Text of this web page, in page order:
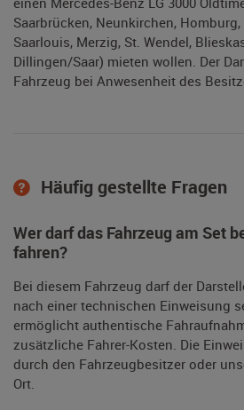
Saarbrücken, Neunkirchen,
Saarlouis, Merzig, St. Wendel,
Dillingen/Saar) mieten wollen. Der
Fahrzeug bei Anwesenheit des
Häufig gestellte Fragen
Wer darf das Fahrzeug am Set
fahren?
Bei diesem Fahrzeug darf der
nach einer technischen Einweisung
ermöglicht authentische
zusätzliche Fahrer-Kosten. Die
durch den Fahrzeugbesitzer oder
Ort.